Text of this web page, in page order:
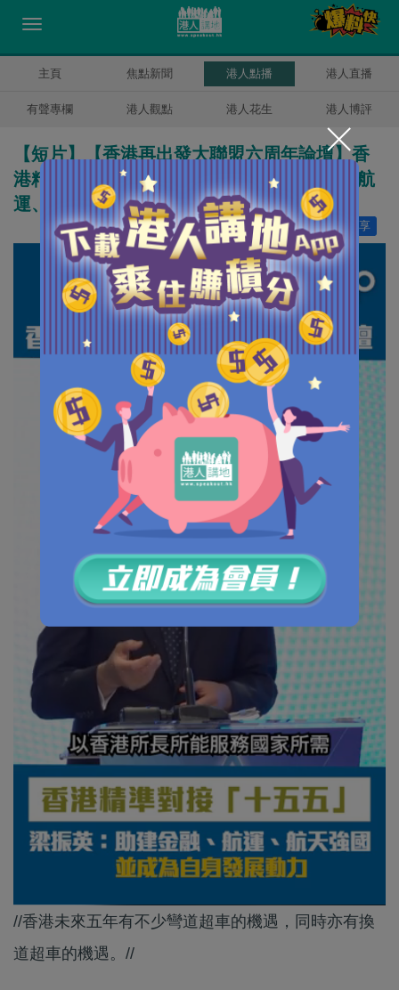
主頁 焦點新聞 港人點播 港人直播
有聲專欄 港人觀點 港人花生 港人博評
【短片】【香港再出發大聯盟六周年論壇】香
港精準對接「十五五」 梁振英：助建金融、航
運、航天強國並成為自身發展動力
分享
讚好 5
//香港未來五年有不少彎道超車的機遇，同時亦有換
道超車的機遇。//